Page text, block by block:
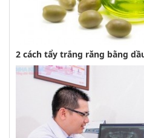
2 cách tẩy trắng răng bằng